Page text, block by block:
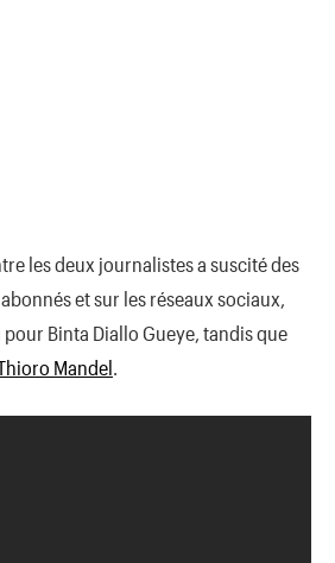
les deux journalistes a suscité des
et sur les réseaux sociaux,
Binta Diallo Gueye, tandis que
Mandel.